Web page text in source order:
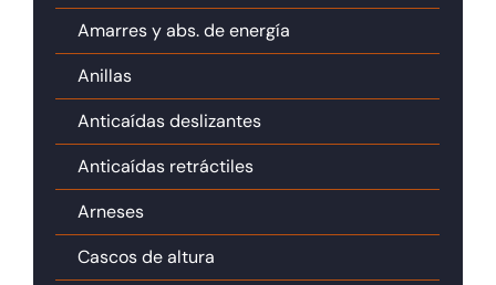
Amarres y abs. de energía
Anillas
Anticaídas deslizantes
Anticaídas retráctiles
Arneses
Cascos de altura